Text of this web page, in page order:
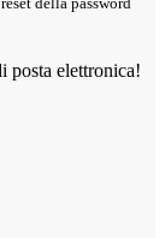
posta elettronica!